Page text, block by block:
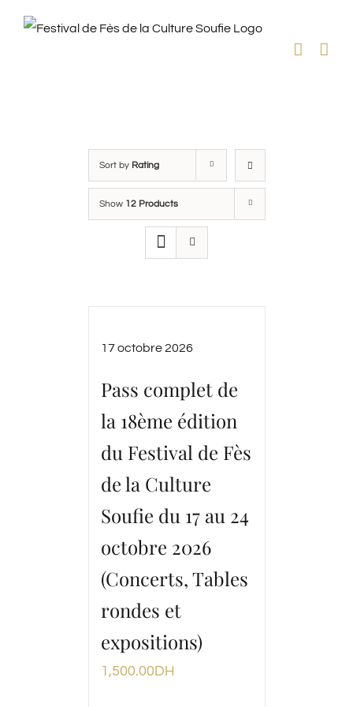
Sort by Rating
Show 12 Products
17 octobre 2026
Pass complet de
la 18ème édition
du Festival de Fès
de la Culture
Soufie du 17 au 24
octobre 2026
(Concerts, Tables
rondes et
expositions)
1,500.00DH